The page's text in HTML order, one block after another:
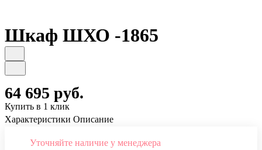
Шкаф ШХО -1865
64 695 руб.
Купить в 1 клик
Характеристики Описание
Уточняйте наличие у менеджера